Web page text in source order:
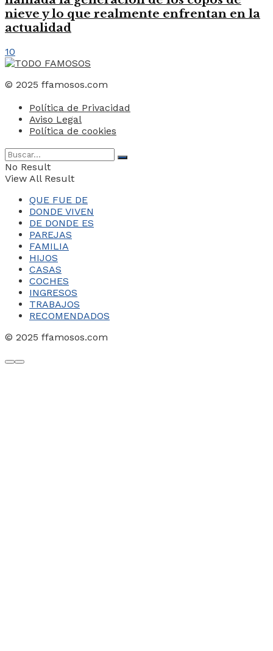
nieve y lo que realmente enfrentan en la
actualidad
10
© 2025 ffamosos.com
Política de Privacidad
Aviso Legal
Política de cookies
No Result
View All Result
QUE FUE DE
DONDE VIVEN
DE DONDE ES
PAREJAS
FAMILIA
HIJOS
CASAS
COCHES
INGRESOS
TRABAJOS
RECOMENDADOS
© 2025 ffamosos.com